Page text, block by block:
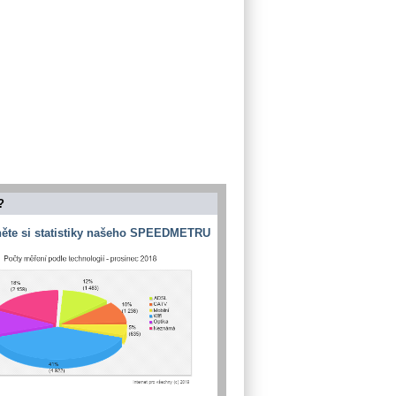
si statistiky našeho SPEEDMETRU